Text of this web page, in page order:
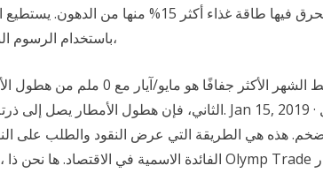
هذه منطقة ذات تركيز أعلى تحرق فيها طاقة غذاء أكثر 15%
باستخدام الرسوم البيانية المصورة. أقرب،
الرسم البياني للمناخ مسقط الشهر الأكثر
هذه هي الطريقة التي عرض النقود والطلب على